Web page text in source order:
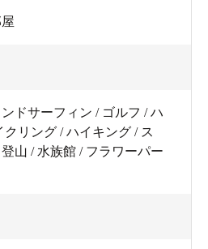
ドサーフィン / ゴルフ / ハ
リング / ハイキング / ス
山 / 水族館 / フラワーパー